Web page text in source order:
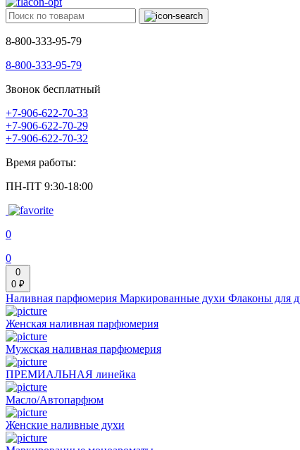
8-800-333-95-79
8-800-333-95-79
Звонок бесплатный
+7-906-622-70-33
+7-906-622-70-29
+7-906-622-70-32
Время работы:
ПН-ПТ 9:30-18:00
0
0
0
0 ₽
Наливная парфюмерия Маркированные духи Флаконы для
Женская наливная парфюмерия
Мужская наливная парфюмерия
ПРЕМИАЛЬНАЯ линейка
Масло/Автопарфюм
Женские наливные духи